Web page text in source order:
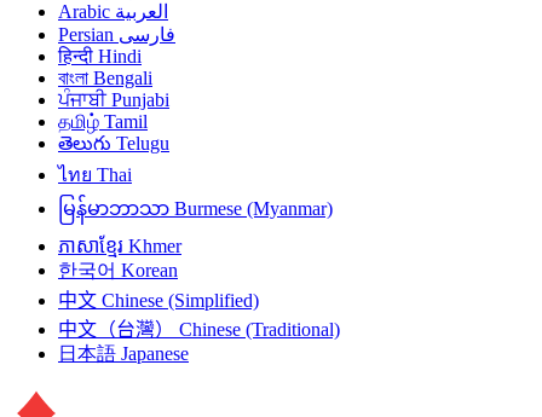
العربية Arabic
فارسی Persian
हिन्दी Hindi
বাংলা Bengali
ਪੰਜਾਬੀ Punjabi
தமிழ் Tamil
తెలుగు Telugu
ไทย Thai
မြန်မာဘာသာ Burmese (Myanmar)
ភាសាខ្មែរ Khmer
한국어 Korean
中文 Chinese (Simplified)
中文（台灣）
Chinese (Traditional)
日本語 Japanese